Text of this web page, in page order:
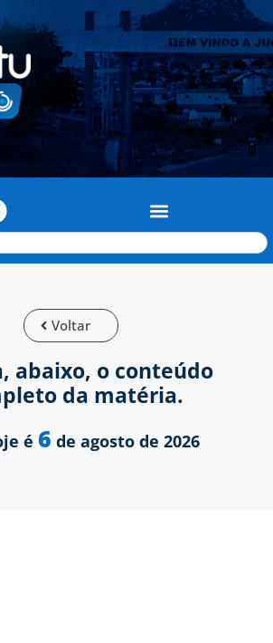
Voltar
abaixo, o conteúdo
da matéria.
é 6 de agosto de 2026